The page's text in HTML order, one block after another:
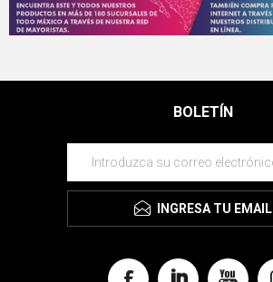
BOLETÍN
INGRESA TU EMAIL